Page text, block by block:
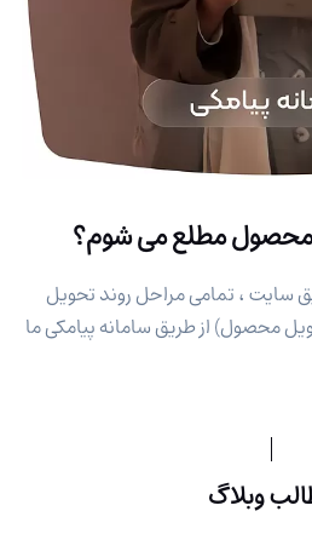
محصول مطلع می شوم؟
سایت ، تمامی مراحل روند تحویل
محصول) از طریق سامانه پیامکی ما
وبلاگ